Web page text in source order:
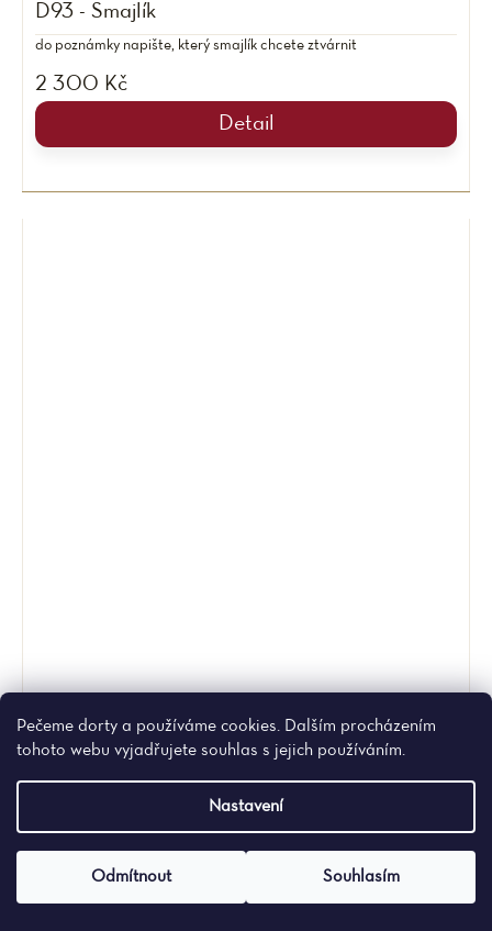
Pečeme dorty a používáme cookies. Dalším procházením
tohoto webu vyjadřujete souhlas s jejich používáním.
Nastavení
Odmítnout Souhlasím
D93 - Smajlík
2 300 Kč
Detail
do poznámky napište, který smajlík chcete ztvárnit
D49 - Hello Kitty
2 500 Kč
Detail